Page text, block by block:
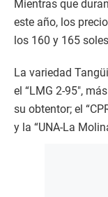
Mientras que
este año, los
los 160 y 165
La variedad
el “LMG 2-95″,
su obtentor; el
y la “UNA-La